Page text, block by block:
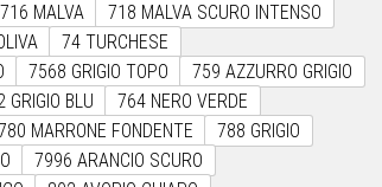
716 MALVA
718 MALVA SCURO INTENSO
74 TURCHESE
7568 GRIGIO TOPO
759 AZZURRO GRIGIO
GRIGIO BLU
764 NERO VERDE
MARRONE FONDENTE
788 GRIGIO
7996 ARANCIO SCURO